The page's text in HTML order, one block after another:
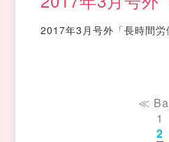
2017年3月号外「長時間
≪
1
2